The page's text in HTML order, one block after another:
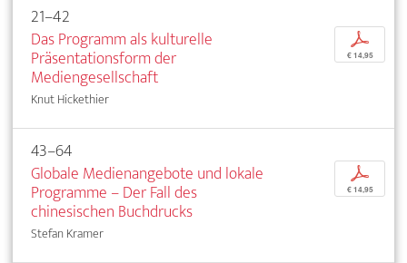
21–42
Das Programm als kulturelle
Präsentationsform der
Mediengesellschaft
Knut Hickethier
p
€ 14,95
43–64
Globale Medienangebote und lokale
Programme – Der Fall des
chinesischen Buchdrucks
Stefan Kramer
p
€ 14,95